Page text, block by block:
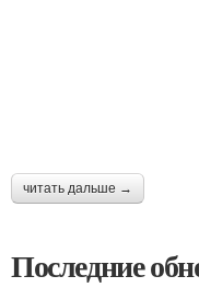
читать дальше →
Последние